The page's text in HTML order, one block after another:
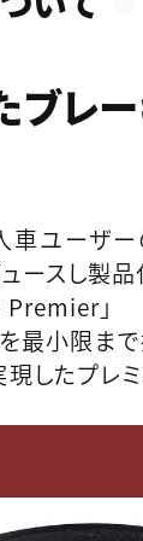
ブレ
車ユーザ
ースし製
Premier」
最小限ま
したプレ